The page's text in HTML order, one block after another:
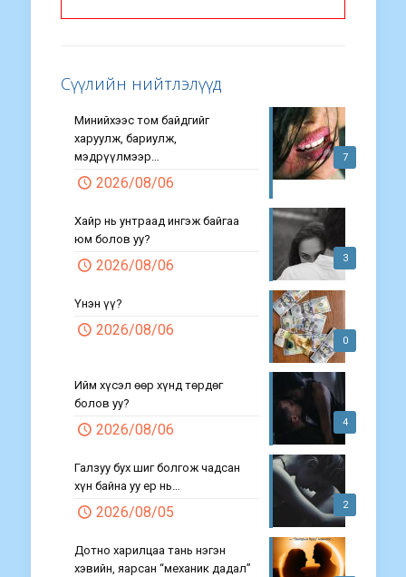
Сүүлийн нийтлэлүүд
7
Минийхээс том байдгийг
харуулж, бариулж,
мэдрүүлмээр…
2026/08/06
3
Хайр нь унтраад ингэж байгаа
юм болов уу?
2026/08/06
0
Үнэн үү?
2026/08/06
4
Ийм хүсэл өөр хүнд төрдөг
болов уу?
2026/08/06
2
Галзуу бух шиг болгож чадсан
хүн байна уу ер нь…
2026/08/05
Дотно харилцаа тань нэгэн
хэвийн, яарсан “механик дадал”